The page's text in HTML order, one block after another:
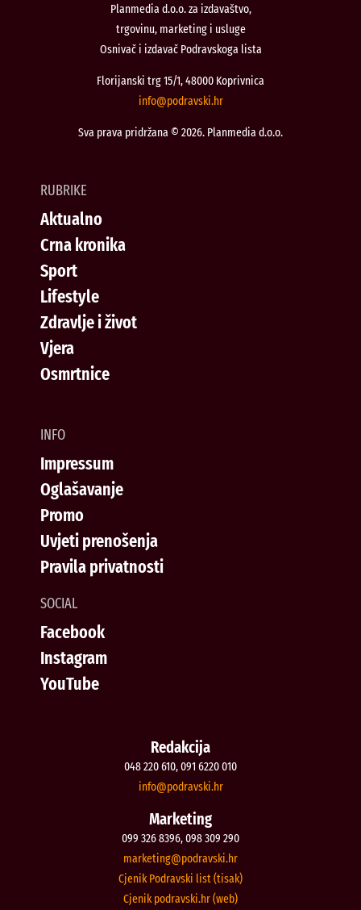
Planmedia d.o.o. za izdavaštvo,
trgovinu, marketing i usluge
Osnivač i izdavač Podravskoga lista
Florijanski trg 15/1, 48000 Koprivnica
rh.iksvardop
@ofni
Sva prava pridržana © 2026. Planmedia d.o.o.
RUBRIKE
Aktualno
Crna kronika
Sport
Lifestyle
Zdravlje i život
Vjera
Osmrtnice
INFO
Impressum
Oglašavanje
Promo
Uvjeti prenošenja
Pravila privatnosti
SOCIAL
Facebook
Instagram
YouTube
Redakcija
048 220 610, 091 6220 010
rh.iksvardop
@ofni
Marketing
099 326 8396, 098 309 290
rh.iksvardop
@gnitekram
Cjenik Podravski list (tisak)
Cjenik podravski.hr (web)